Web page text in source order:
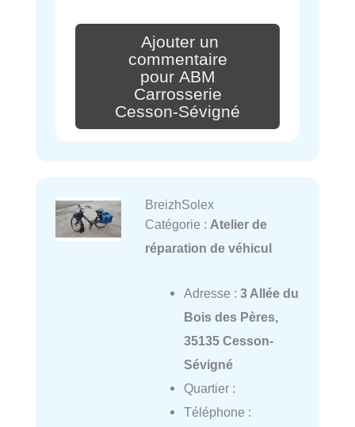
Ajouter un
commentaire
pour ABM
Carrosserie
Cesson-Sévigné
BreizhSolex
Catégorie : Atelier de
réparation de véhicul
Adresse : 3 Allée du
Bois des Pères,
35135 Cesson-
Sévigné
Quartier :
Téléphone :